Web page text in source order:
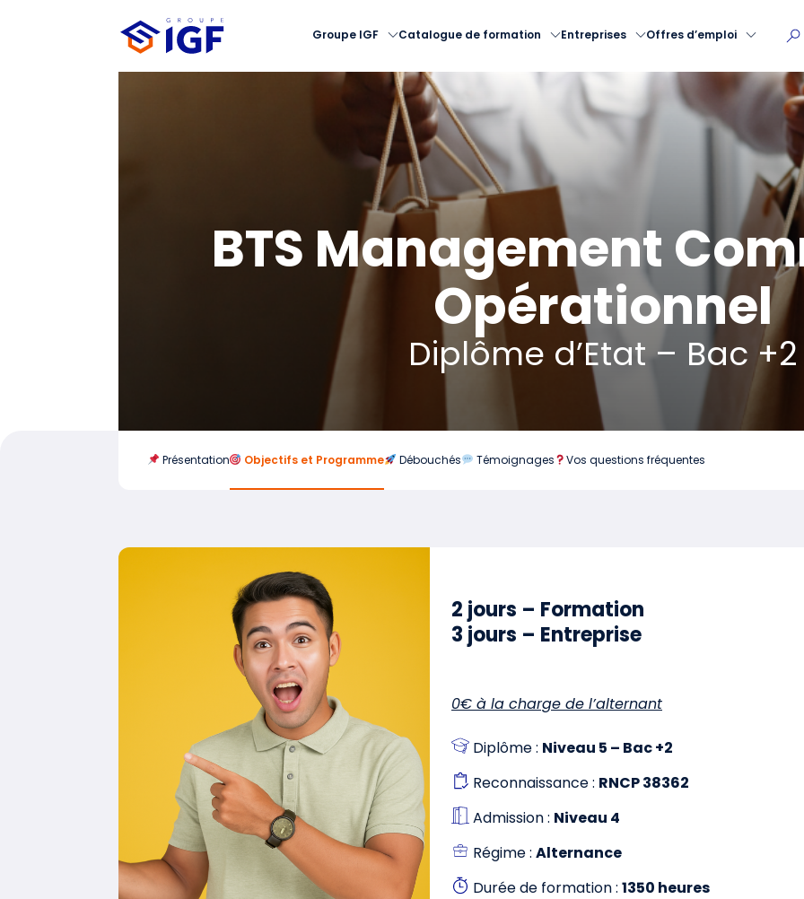
Groupe IGF Catalogue de formation Entreprises Offres d’emploi
BTS Management
Opérationnel
Diplôme d’Etat – Bac +2
Présentation Objectifs et Programme Débouchés Témoignages Vos questions fréquentes
2 jours – Formation
3 jours – Entreprise
0€ à la charge de l’alternant
Diplôme : Niveau 5 – Bac +2
Reconnaissance : RNCP 38362
Admission : Niveau 4
Régime : Alternance
Durée de formation : 1350 heures